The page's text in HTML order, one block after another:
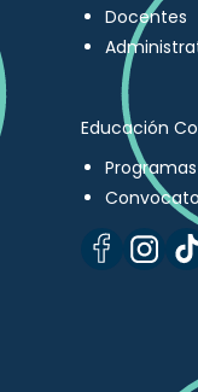
Docentes
Educación